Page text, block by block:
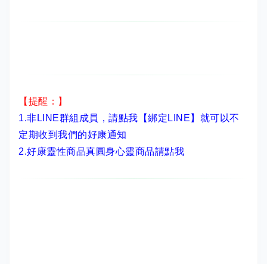
【提醒：】
1.非LINE群組成員， 請點我【綁定LINE】 就可以不
定期收到我們的好康通知
2.好康靈性商品真圓身心靈商品請點我